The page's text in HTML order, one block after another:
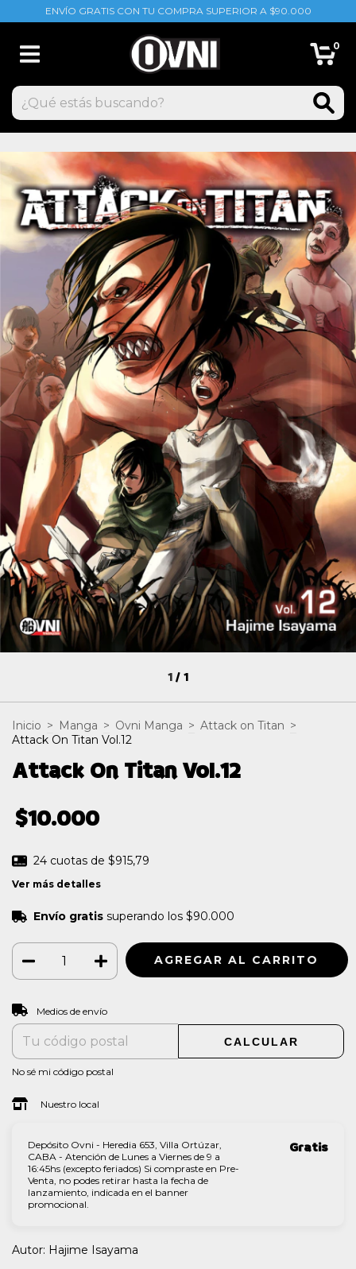
ENVÍO GRATIS CON TU COMPRA SUPERIOR A $90.000
0
1/1
Inicio > Manga > Ovni Manga > Attack on Titan >
Attack On Titan Vol.12
Attack On Titan Vol.12
$10.000
24 cuotas de $915,79
Ver más detalles
Envío gratis superando los $90.000
Entregas para el CP:
Medios de envío
CALCULAR
No sé mi código postal
Nuestro local
Depósito Ovni - Heredia 653, Villa Ortúzar,
CABA - Atención de Lunes a Viernes de 9 a
16:45hs (excepto feriados) Si compraste en Pre-
Venta, no podes retirar hasta la fecha de
lanzamiento, indicada en el banner
promocional.
Gratis
Autor: Hajime Isayama